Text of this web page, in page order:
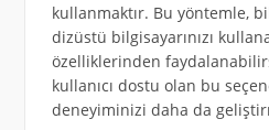
kullanmaktır. Bu yöntemle,
dizüstü bilgisayarınızı
özelliklerinden
kullanıcı dostu olan bu
deneyiminizi daha da